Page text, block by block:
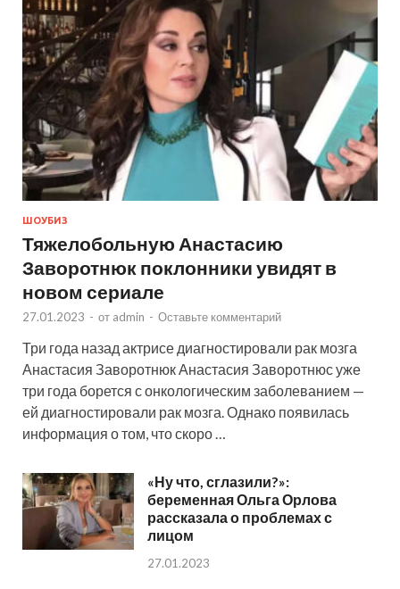
ШОУБИЗ
Тяжелобольную Анастасию
Заворотнюк поклонники увидят в
новом сериале
27.01.2023 - от admin - Оставьте комментарий
Три года назад актрисе диагностировали рак мозга
Анастасия Заворотнюк Анастасия Заворотнюс уже
три года борется с онкологическим заболеванием —
ей диагностировали рак мозга. Однако появилась
информация о том, что скоро …
«Ну что, сглазили?»:
беременная Ольга Орлова
рассказала о проблемах с
лицом
27.01.2023